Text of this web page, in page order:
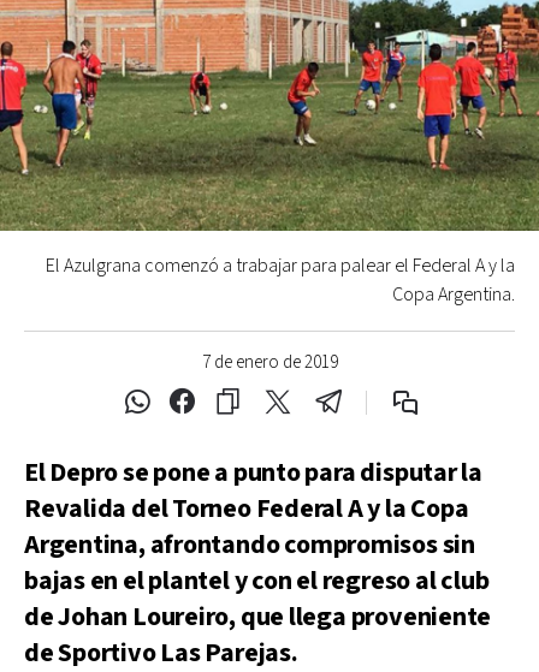
7 de enero de 2019
El Azulgrana comenzó a trabajar para palear el Federal A y la
Copa Argentina.
El Depro se pone a punto para disputar la
Revalida del Torneo Federal A y la Copa
Argentina, afrontando compromisos sin
bajas en el plantel y con el regreso al club
de Johan Loureiro, que llega proveniente
de Sportivo Las Parejas.